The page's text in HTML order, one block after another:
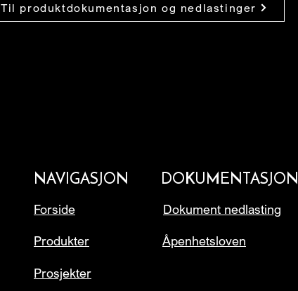
Til produktdokumentasjon og nedlastinger
NAVIGASJON
Forside
Produkter
Prosjekter
DOKUMENTASJON
Dokument nedlasting
Åpenhetsloven